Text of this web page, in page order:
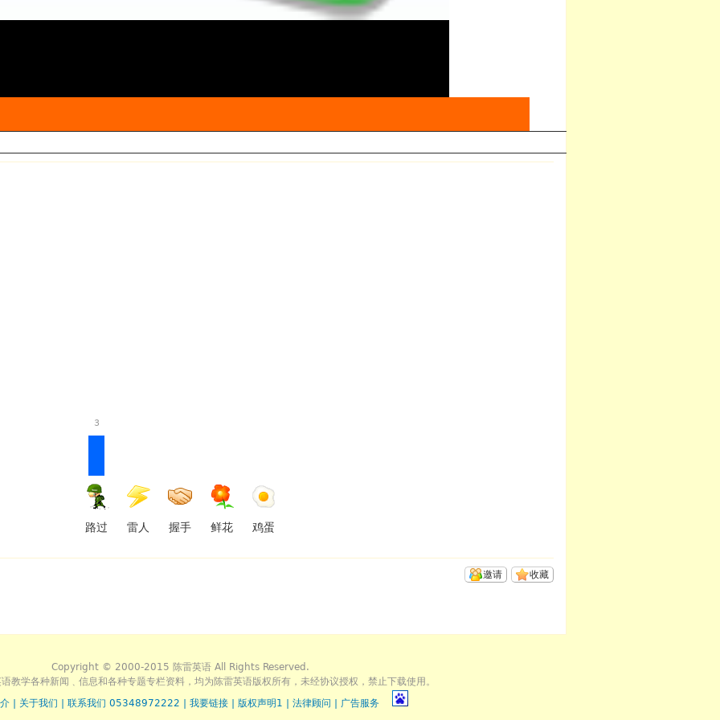
3
路过 雷人 握手 鲜花 鸡蛋
收藏
邀请
Copyright © 2000-2015 陈雷英语 All Rights Reserved.
教学各种新闻﹑信息和各种专题专栏资料，均为陈雷英语版权所有，未经协议授权，禁止下载使用。
关于我们 联系我们 05348972222 我要链接 版权声明1 法律顾问 广告服务